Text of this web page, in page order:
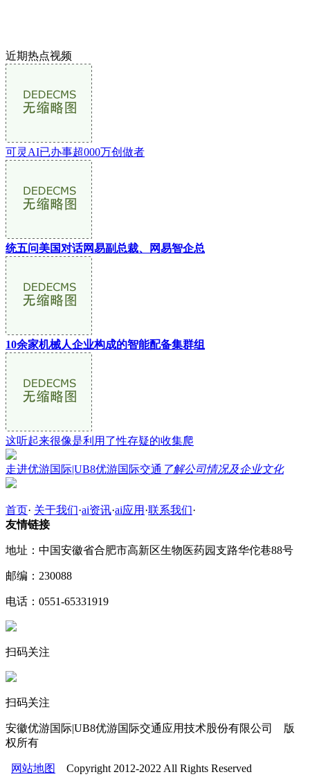
近期热点视频
可灵AI已办事超000万创做者
统五问美国对话网易副总裁、网易智企总
10余家机械人企业构成的智能配备集群组
这听起来很像是利用了性存疑的收集爬
走进优游国际|UB8优游国际交通 了解公司情况及企业文化
首页· 关于我们·ai资讯·ai应用 ·联系我们·
友情链接
地址：中国安徽省合肥市高新区生物医药园支路华佗巷88号
邮编：230088
电话：0551-65331919
扫码关注
扫码关注
安徽优游国际|UB8优游国际交通应用技术股份有限公司 版
权所有
网站地图 Copyright 2012-2022 All Rights Reserved